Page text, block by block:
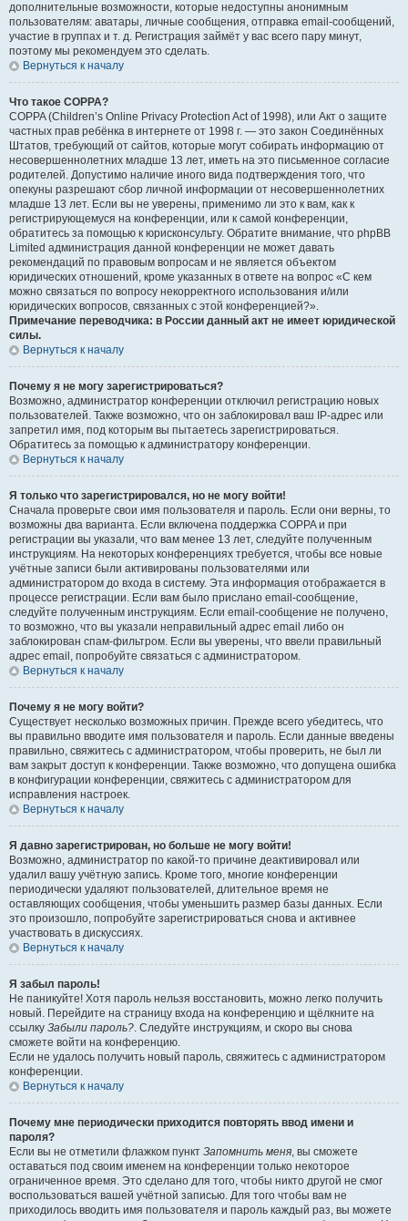
дополнительные возможности, которые недоступны анонимным
пользователям: аватары, личные сообщения, отправка email-сообщений,
участие в группах и т. д. Регистрация займёт у вас всего пару минут,
поэтому мы рекомендуем это сделать.
Вернуться к началу
Что такое COPPA?
COPPA (Children’s Online Privacy Protection Act of 1998), или Акт о защите
частных прав ребёнка в интернете от 1998 г. — это закон Соединённых
Штатов, требующий от сайтов, которые могут собирать информацию от
несовершеннолетних младше 13 лет, иметь на это письменное согласие
родителей. Допустимо наличие иного вида подтверждения того, что
опекуны разрешают сбор личной информации от несовершеннолетних
младше 13 лет. Если вы не уверены, применимо ли это к вам, как к
регистрирующемуся на конференции, или к самой конференции,
обратитесь за помощью к юрисконсульту. Обратите внимание, что phpBB
Limited администрация данной конференции не может давать
рекомендаций по правовым вопросам и не является объектом
юридических отношений, кроме указанных в ответе на вопрос «С кем
можно связаться по вопросу некорректного использования и/или
юридических вопросов, связанных с этой конференцией?».
Примечание переводчика: в России данный акт не имеет юридической
силы.
Вернуться к началу
Почему я не могу зарегистрироваться?
Возможно, администратор конференции отключил регистрацию новых
пользователей. Также возможно, что он заблокировал ваш IP-адрес или
запретил имя, под которым вы пытаетесь зарегистрироваться.
Обратитесь за помощью к администратору конференции.
Вернуться к началу
Я только что зарегистрировался, но не могу войти!
Сначала проверьте свои имя пользователя и пароль. Если они верны, то
возможны два варианта. Если включена поддержка COPPA и при
регистрации вы указали, что вам менее 13 лет, следуйте полученным
инструкциям. На некоторых конференциях требуется, чтобы все новые
учётные записи были активированы пользователями или
администратором до входа в систему. Эта информация отображается в
процессе регистрации. Если вам было прислано email-сообщение,
следуйте полученным инструкциям. Если email-сообщение не получено,
то возможно, что вы указали неправильный адрес email либо он
заблокирован спам-фильтром. Если вы уверены, что ввели правильный
адрес email, попробуйте связаться с администратором.
Вернуться к началу
Почему я не могу войти?
Существует несколько возможных причин. Прежде всего убедитесь, что
вы правильно вводите имя пользователя и пароль. Если данные введены
правильно, свяжитесь с администратором, чтобы проверить, не был ли
вам закрыт доступ к конференции. Также возможно, что допущена ошибка
в конфигурации конференции, свяжитесь с администратором для
исправления настроек.
Вернуться к началу
Я давно зарегистрирован, но больше не могу войти!
Возможно, администратор по какой-то причине деактивировал или
удалил вашу учётную запись. Кроме того, многие конференции
периодически удаляют пользователей, длительное время не
оставляющих сообщения, чтобы уменьшить размер базы данных. Если
это произошло, попробуйте зарегистрироваться снова и активнее
участвовать в дискуссиях.
Вернуться к началу
Я забыл пароль!
Не паникуйте! Хотя пароль нельзя восстановить, можно легко получить
новый. Перейдите на страницу входа на конференцию и щёлкните на
ссылку Забыли пароль?. Следуйте инструкциям, и скоро вы снова
сможете войти на конференцию.
Если не удалось получить новый пароль, свяжитесь с администратором
конференции.
Вернуться к началу
Почему мне периодически приходится повторять ввод имени и
пароля?
Если вы не отметили флажком пункт Запомнить меня, вы сможете
оставаться под своим именем на конференции только некоторое
ограниченное время. Это сделано для того, чтобы никто другой не смог
воспользоваться вашей учётной записью. Для того чтобы вам не
приходилось вводить имя пользователя и пароль каждый раз, вы можете